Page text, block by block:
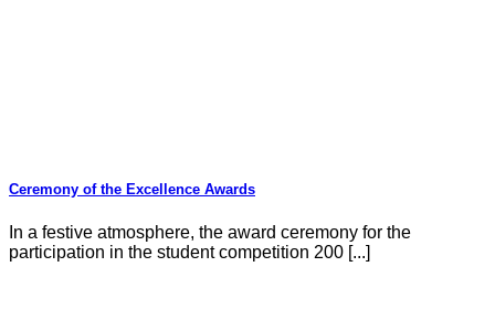
Ceremony of the Excellence Awards
In a festive atmosphere, the award ceremony for the
participation in the student competition 200 [...]